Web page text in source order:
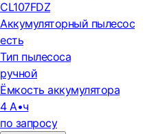
CL107FDZ
Аккумуляторный пылесос
есть
Тип пылесоса
ручной
Ёмкость аккумулятора
4 А•ч
по запросу